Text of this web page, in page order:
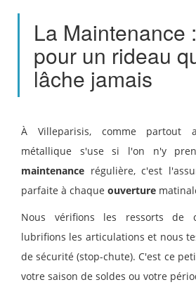
La Maintenance
pour un rideau
lâche jamais
À Villeparisis, comme partout
métallique s'use si l'on n'y
maintenance régulière, c'est
parfaite à chaque ouverture
Nous vérifions les ressorts de
lubrifions les articulations et nous
de sécurité (stop-chute). C'est ce
votre saison de soldes ou votre